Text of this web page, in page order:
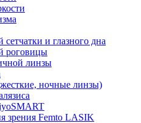
и глазного дна
роговицы
линзы
ночные линзы)
зрения Femto LASIK